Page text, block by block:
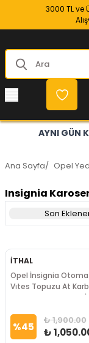
3000 TL ve
Ana Sayfa/ Opel
Insignia
Son
İTHAL
Opel İnsignia
Vi̇tes Topuzu At
Diagonal Kaplamalı
%45 ₺ 1,900.00
₺